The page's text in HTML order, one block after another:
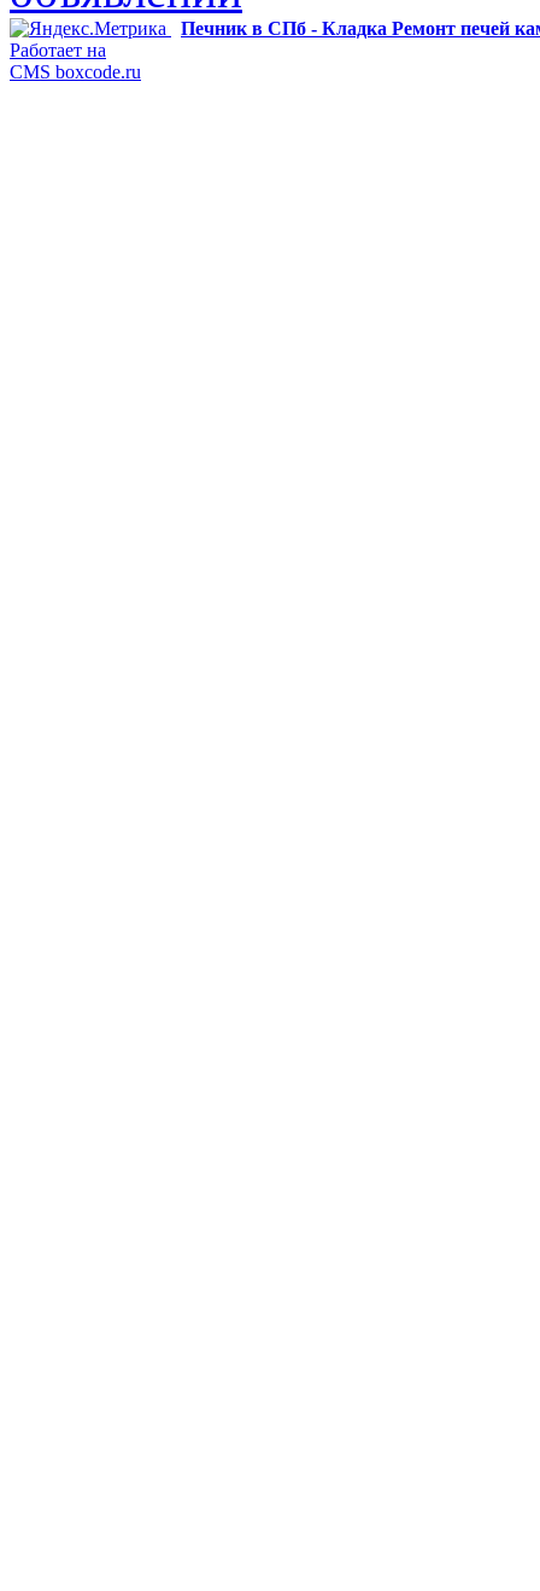
Печник в СПб - Кладка Ремонт печей
Работает на
CMS boxcode.ru